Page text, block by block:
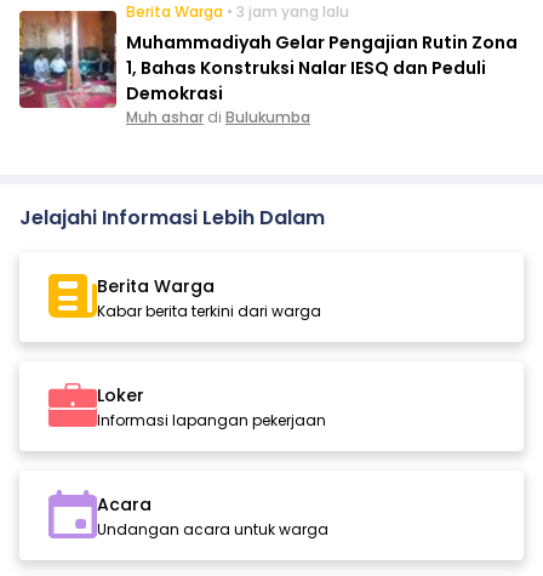
Berita Warga • 3 jam yang lalu
Muhammadiyah Gelar Pengajian Rutin Zona
1, Bahas Konstruksi Nalar IESQ dan Peduli
Demokrasi
Muh ashar di Bulukumba
Jelajahi Informasi Lebih Dalam
Berita Warga
Kabar berita terkini dari warga
Loker
Informasi lapangan pekerjaan
Acara
Undangan acara untuk warga